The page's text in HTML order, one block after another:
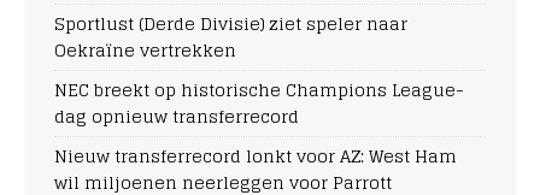
Sportlust (Derde Divisie) ziet speler naar
Oekraïne vertrekken
NEC breekt op historische Champions League-
dag opnieuw transferrecord
Nieuw transferrecord lonkt voor AZ: West Ham
wil miljoenen neerleggen voor Parrott